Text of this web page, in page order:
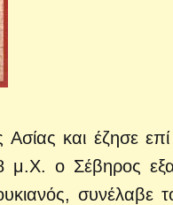
και έζησε επί
μ.Χ. ο Σέβηρος
συνέλαβε